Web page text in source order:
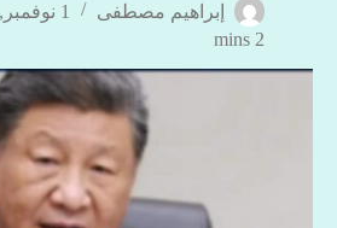
إبراهيم مصطفى
1 نوفمبر, 2025
2 mins